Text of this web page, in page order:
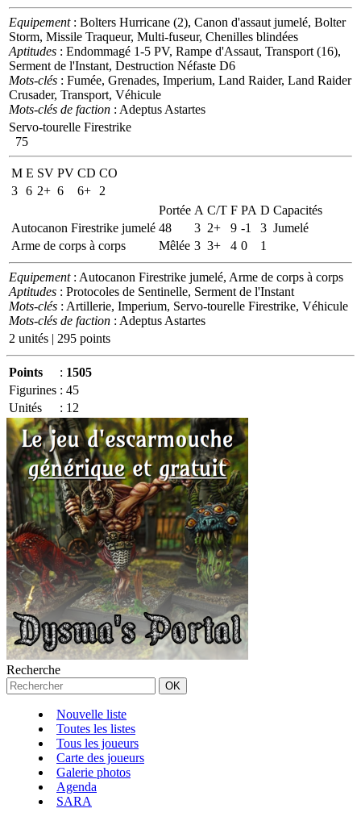
Equipement: Bolters Hurricane (2), Canon d'assaut jumelé, Bolter
Storm, Missile Traqueur, Multi-fuseur, Chenilles blindées
Aptitudes : Endommagé 1-5 PV, Rampe d'Assaut, Transport (16),
Serment de l'Instant, Destruction Néfaste D6
Mots-clés : Fumée, Grenades, Imperium, Land Raider, Land Raider
Crusader, Transport, Véhicule
Mots-clés de faction : Adeptus Astartes
Servo-tourelle Firestrike
75
M E SV PV CD CO
3 6 2+ 6 6+
2
Portée A C/T F PA D Capacités
Autocanon Firestrike jumelé 48 3 2+ 9 -1 3 Jumelé
Arme de corps à corps
Mêlée 3 3+ 4 0 1
Equipement: Autocanon Firestrike jumelé, Arme de corps à corps
Aptitudes : Protocoles de Sentinelle, Serment de l'Instant
Mots-clés : Artillerie, Imperium, Servo-tourelle Firestrike, Véhicule
Mots-clés de faction : Adeptus Astartes
2 unités | 295 points
Points : 1505
Figurines : 45
Unités
: 12
Recherche
Nouvelle liste
Toutes les listes
Tous les joueurs
Carte des joueurs
Galerie photos
Agenda
SARA